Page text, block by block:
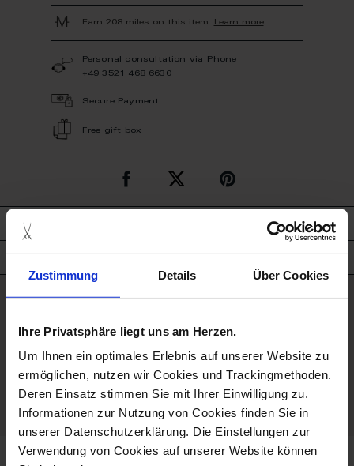
Zustimmung Details Über Cookies
Ihre Privatsphäre liegt uns am Herzen.
Um Ihnen ein optimales Erlebnis auf unserer Website zu
ermöglichen, nutzen wir Cookies und Trackingmethoden.
Deren Einsatz stimmen Sie mit Ihrer Einwilligung zu.
Informationen zur Nutzung von Cookies finden Sie in
unserer Datenschutzerklärung. Die Einstellungen zur
Verwendung von Cookies auf unserer Website können
Earn 208 miles on this item. Learn more
Personal consultation via Phone
+49 3521 468 6630
Secure Payment
Free gift box
description
Microwave Suitable
Dishwaher Safe